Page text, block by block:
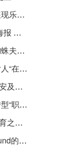
趋势
···
切···
···
品···
···
记忆